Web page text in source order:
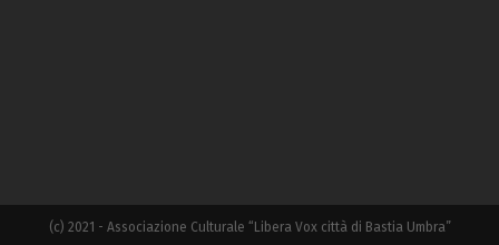
(c) 2021 - Associazione Culturale “Libera Vox città di Bastia Umbra”